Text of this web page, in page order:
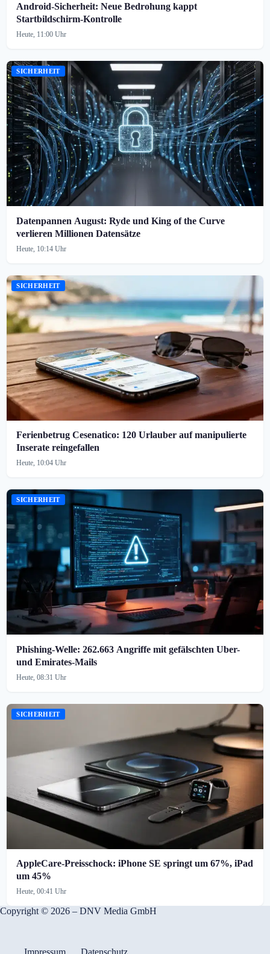
Android-Sicherheit: Neue Bedrohung kappt
Startbildschirm-Kontrolle
Heute, 11:00 Uhr
SICHERHEIT
Datenpannen August: Ryde und King of the Curve
verlieren Millionen Datensätze
Heute, 10:14 Uhr
SICHERHEIT
Ferienbetrug Cesenatico: 120 Urlauber auf manipulierte
Inserate reingefallen
Heute, 10:04 Uhr
SICHERHEIT
Phishing-Welle: 262.663 Angriffe mit gefälschten Uber-
und Emirates-Mails
Heute, 08:31 Uhr
SICHERHEIT
AppleCare-Preisschock: iPhone SE springt um 67%, iPad
um 45%
Heute, 00:41 Uhr
Copyright © 2026 – DNV Media GmbH